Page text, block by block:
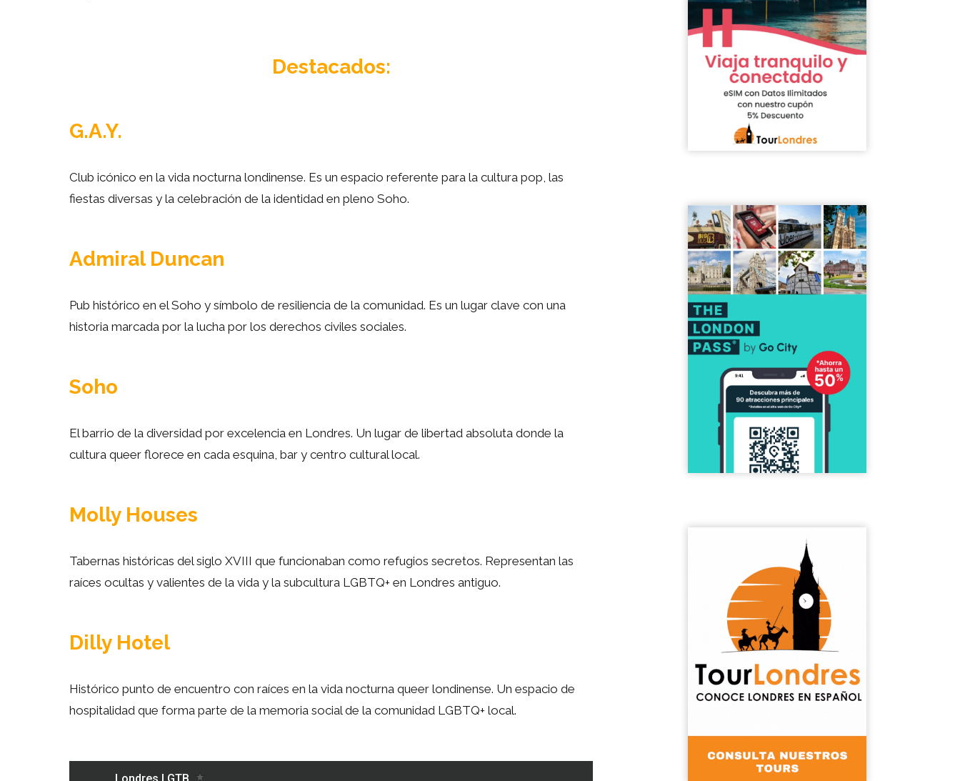
Destacados:
G.A.Y.
Club icónico en la vida nocturna londinense. Es un espacio referente para la cultura pop, las
fiestas diversas y la celebración de la identidad en pleno Soho.
Admiral Duncan
Pub histórico en el Soho y símbolo de resiliencia de la comunidad. Es un lugar clave con una
historia marcada por la lucha por los derechos civiles sociales.
Soho
El barrio de la diversidad por excelencia en Londres. Un lugar de libertad absoluta donde la
cultura queer florece en cada esquina, bar y centro cultural local.
Molly Houses
Tabernas históricas del siglo XVIII que funcionaban como refugios secretos. Representan las
raíces ocultas y valientes de la vida y la subcultura LGBTQ+ en Londres antiguo.
Dilly Hotel
Histórico punto de encuentro con raíces en la vida nocturna queer londinense. Un espacio de
hospitalidad que forma parte de la memoria social de la comunidad LGBTQ+ local.